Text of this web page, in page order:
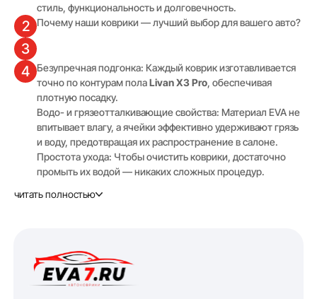
2 Почему наши коврики — лучший выбор для вашего авто?
3
4 Безупречная подгонка: Каждый коврик изготавливается
точно по контурам полаLivan X3 Pro, обеспечивая
плотную посадку.
Водо- и грязеотталкивающие свойства: Материал EVA не
впитывает влагу, а ячейки эффективно удерживают грязь
и воду, предотвращая их распространение в салоне.
Простота ухода: Чтобы очистить коврики, достаточно
промыть их водой — никаких сложных процедур.
свою форму и эластичность при любых погодных
Полный комплект приобретать выгоднее, чем коврики
по отдельности. Водительский коврик идёт по цене от
1009 руб.
стиль, функциональность и долговечность.
читать полностью